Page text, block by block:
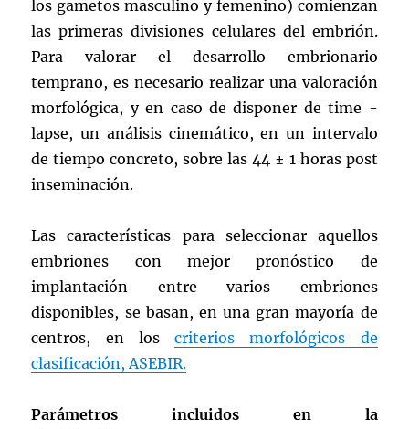
los gametos masculino y femenino) comienzan
las primeras divisiones celulares del embrión.
Para valorar el desarrollo embrionario
temprano, es necesario realizar una valoración
morfológica, y en caso de disponer de time -
lapse, un análisis cinemático, en un intervalo
de tiempo concreto, sobre las 44 ± 1 horas post
inseminación.
Las características para seleccionar aquellos
embriones con mejor pronóstico de
implantación entre varios embriones
disponibles, se basan, en una gran mayoría de
centros, en loscriterios morfológicos de
clasificación, ASEBIR.
Parámetros incluidos en la